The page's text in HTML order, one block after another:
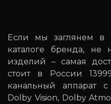
Если мы заглянем в
каталоге бренда,
изделий – самая
стоит в России
канальный аппарат
Dolby Vision, Dolby